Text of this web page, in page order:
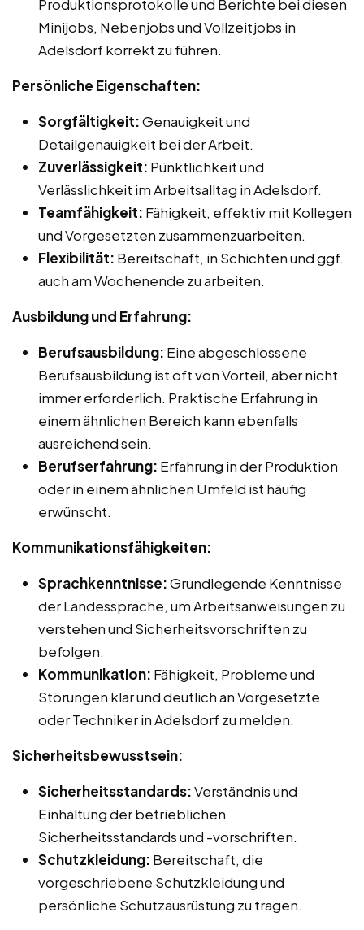
Produktionsprotokolle und Berichte bei diesen
Minijobs, Nebenjobs und Vollzeitjobs in
Adelsdorf korrekt zu führen.
Persönliche Eigenschaften:
Sorgfältigkeit:Genauigkeit und
Detailgenauigkeit bei der Arbeit.
Zuverlässigkeit: Pünktlichkeit und
Verlässlichkeit im Arbeitsalltag in Adelsdorf.
Teamfähigkeit: Fähigkeit, effektiv mit Kollegen
und Vorgesetzten zusammenzuarbeiten.
Flexibilität: Bereitschaft, in Schichten und ggf.
auch am Wochenende zu arbeiten.
Ausbildung und Erfahrung:
Berufsausbildung: Eine abgeschlossene
Berufsausbildung ist oft von Vorteil, aber nicht
immer erforderlich. Praktische Erfahrung in
einem ähnlichen Bereich kann ebenfalls
ausreichend sein.
Berufserfahrung: Erfahrung in der Produktion
oder in einem ähnlichen Umfeld ist häufig
erwünscht.
Kommunikationsfähigkeiten:
Sprachkenntnisse:Grundlegende Kenntnisse
der Landessprache, um Arbeitsanweisungen zu
verstehen und Sicherheitsvorschriften zu
befolgen.
Kommunikation: Fähigkeit, Probleme und
Störungen klar und deutlich an Vorgesetzte
oder Techniker in Adelsdorf zu melden.
Sicherheitsbewusstsein:
Sicherheitsstandards:Verständnis und
Einhaltung der betrieblichen
Sicherheitsstandards und -vorschriften.
Schutzkleidung: Bereitschaft, die
vorgeschriebene Schutzkleidung und
persönliche Schutzausrüstung zu tragen.